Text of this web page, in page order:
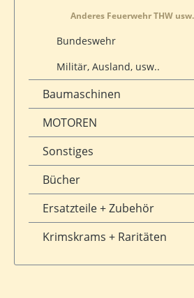
Anderes Feuerwehr THW usw.
Bundeswehr
Militär, Ausland, usw..
Baumaschinen
MOTOREN
Sonstiges
Bücher
Ersatzteile + Zubehör
Krimskrams + Raritäten